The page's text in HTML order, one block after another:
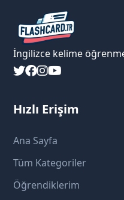
İngilizce kelime
Hızlı Erişim
Ana Sayfa
Tüm Kategoriler
Öğrendiklerim